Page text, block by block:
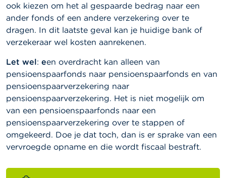
ook kiezen om het al gespaarde bedrag naar een
ander fonds of een andere verzekering over te
dragen. In dit laatste geval kan je huidige bank of
verzekeraar wel kosten aanrekenen.
Let wel: een overdracht kan alleen van
pensioenspaarfonds naar pensioenspaarfonds en van
pensioenspaarverzekering naar
pensioenspaarverzekering. Het is niet mogelijk om
van een pensioenspaarfonds naar een
pensioenspaarverzekering over te stappen of
omgekeerd. Doe je dat toch, dan is er sprake van een
vervroegde opname en die wordt fiscaal bestraft.